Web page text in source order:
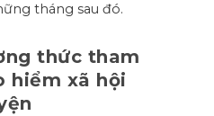
tháng sau đó.
thức tham
hiểm xã hội